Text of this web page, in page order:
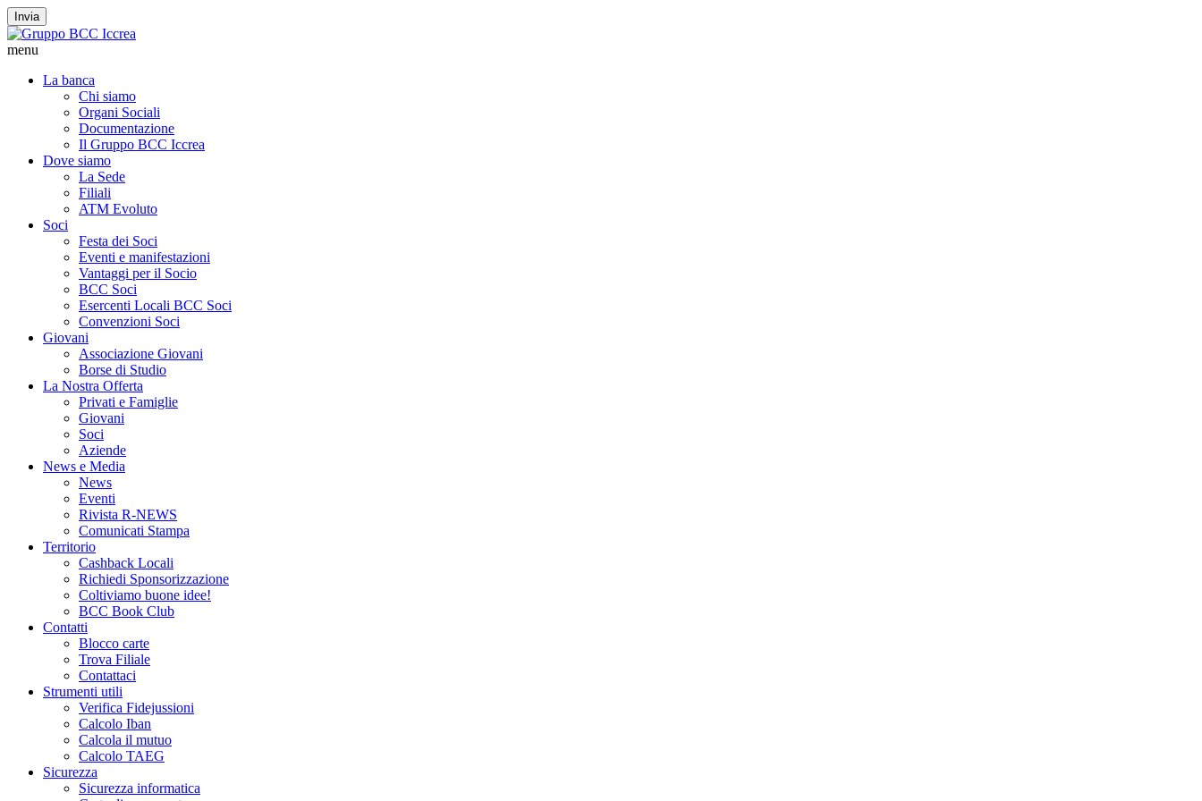
Invia
menu
La banca
Chi siamo
Organi Sociali
Documentazione
Il Gruppo BCC Iccrea
Dove siamo
La Sede
Filiali
ATM Evoluto
Soci
Festa dei Soci
Eventi e manifestazioni
Vantaggi per il Socio
BCC Soci
Esercenti Locali BCC Soci
Convenzioni Soci
Giovani
Associazione Giovani
Borse di Studio
La Nostra Offerta
Privati e Famiglie
Giovani
Soci
Aziende
News e Media
News
Eventi
Rivista R-NEWS
Comunicati Stampa
Territorio
Cashback Locali
Richiedi Sponsorizzazione
Coltiviamo buone idee!
BCC Book Club
Contatti
Blocco carte
Trova Filiale
Contattaci
Strumenti utili
Verifica Fidejussioni
Calcolo Iban
Calcola il mutuo
Calcolo TAEG
Sicurezza
Sicurezza informatica